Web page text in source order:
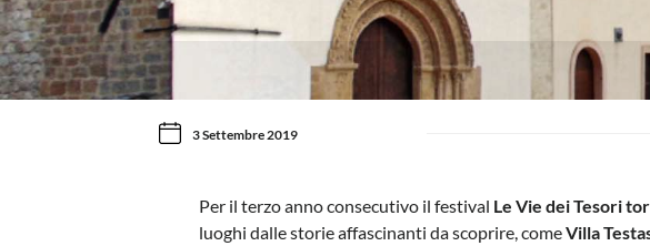
3 Settembre 2019
Per il terzo anno consecutivo il festival Le Vie dei Tesori
luoghi dalle storie affascinanti da scoprire, comeVilla